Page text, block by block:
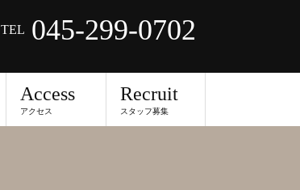
TEL 045-299-0702
Access
アクセス
Recruit
スタッフ募集